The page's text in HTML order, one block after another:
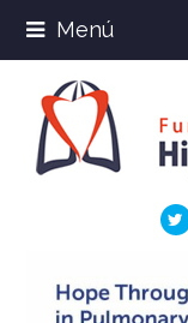
Menú